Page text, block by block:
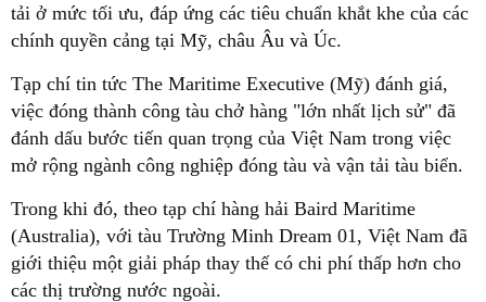
tải ở mức tối ưu, đáp ứng các tiêu chuẩn khắt khe của các
chính quyền cảng tại Mỹ, châu Âu và Úc.
Tạp chí tin tức The Maritime Executive (Mỹ) đánh giá,
việc đóng thành công tàu chở hàng "lớn nhất lịch sử" đã
đánh dấu bước tiến quan trọng của Việt Nam trong việc
mở rộng ngành công nghiệp đóng tàu và vận tải tàu biển.
Trong khi đó, theo tạp chí hàng hải Baird Maritime
(Australia), với tàu Trường Minh Dream 01, Việt Nam đã
giới thiệu một giải pháp thay thế có chi phí thấp hơn cho
các thị trường nước ngoài.